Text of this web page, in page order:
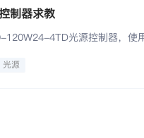
制器求教
4TD光源控制器，使
光源